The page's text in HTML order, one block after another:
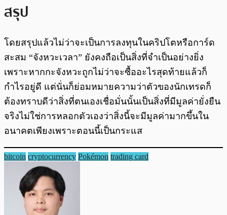
สรุป
โดยสรุปแล้วไม่ว่าจะเป็นการลงทุนในคริปโตหรือการ์ด
สะสม “จังหวะเวลา” ยังคงถือเป็นสิ่งที่จำเป็นอย่างยิ่ง
เพราะหากกะจังหวะถูกไม่ว่าจะซื้ออะไรสุดท้ายแล้วก็
กำไรอยู่ดี แต่นั่นก็ย่อมหมายความว่าตัวของนักเทรดก็
ต้องทราบดีว่าสิ่งที่ตนเองเชื่อมั่นนั้นเป็นสิ่งที่มีมูลค่ายั่งยืน
จริงไม่ใช่การหลอกตัวเองว่าสิ่งนี้จะมีมูลค่ามากขึ้นใน
อนาคตเพียงเพราะตอนนี้เป็นกระแส
bitcoin cryptocurrency Pokémon trading card